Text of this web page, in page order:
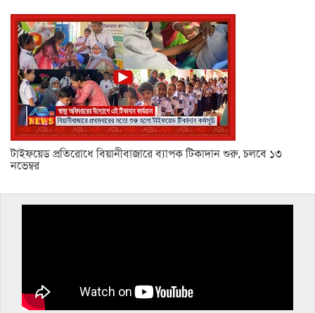
টাইফয়েড প্রতিরোধে বিয়ানীবাজারে ব্যাপক টিকাদান শুরু, চলবে ১৩
নভেম্বর